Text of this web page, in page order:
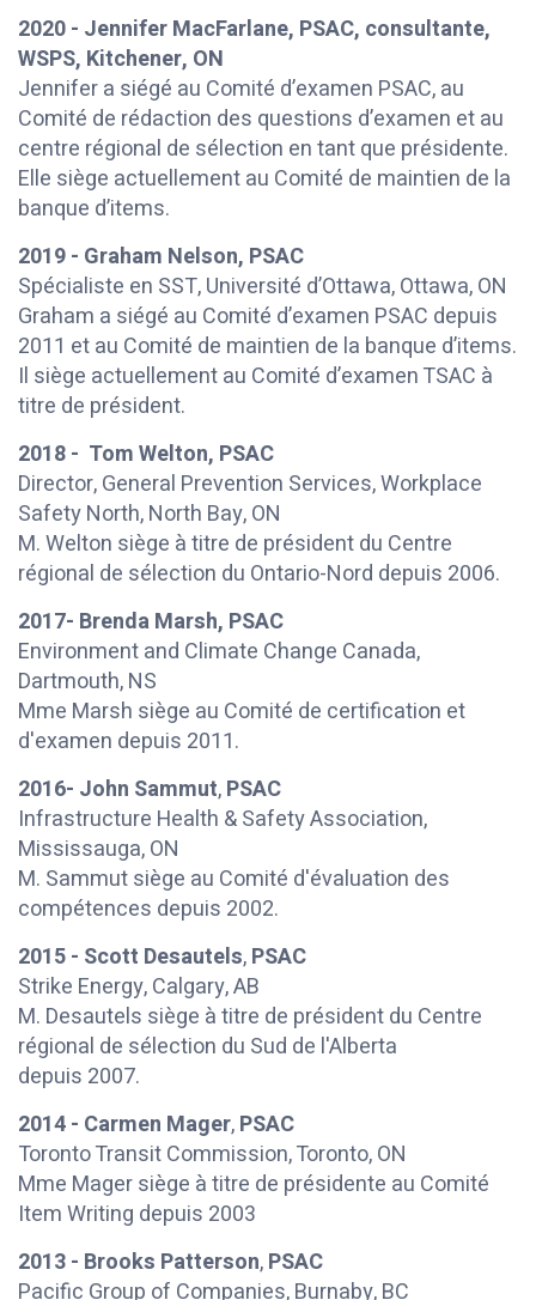
2020 - Jennifer MacFarlane, PSAC, consultante,
WSPS, Kitchener, ON
Jennifer a siégé au Comité d’examen PSAC, au
Comité de rédaction des questions d’examen et au
centre régional de sélection en tant que présidente.
Elle siège actuellement au Comité de maintien de la
banque d’items.
2019 - Graham Nelson, PSAC
Spécialiste en SST, Université d’Ottawa, Ottawa, ON
Graham a siégé au Comité d’examen PSAC depuis
2011 et au Comité de maintien de la banque d’items.
Il siège actuellement au Comité d’examen TSAC à
titre de président.
2018 - Tom Welton, PSAC
Director, General Prevention Services, Workplace
Safety North, North Bay, ON
M. Welton siège à titre de président du Centre
régional de sélection du Ontario-Nord depuis 2006.
2017- Brenda Marsh, PSAC
Environment and Climate Change Canada,
Dartmouth, NS
Mme Marsh siège au Comité de certification et
d'examen depuis 2011.
2016- John Sammut,PSAC
Infrastructure Health & Safety Association,
Mississauga, ON
M. Sammut siège au Comité d'évaluation des
compétences depuis 2002.
2015 - Scott Desautels,PSAC
Strike Energy, Calgary, AB
M. Desautels siège à titre de président du Centre
régional de sélection du Sud de l'Alberta
depuis 2007.
2014 - Carmen Mager,PSAC
Toronto Transit Commission, Toronto, ON
Mme Mager siège à titre de présidente au Comité
Item Writing depuis 2003
2013 - Brooks Patterson,PSAC
Pacific Group of Companies, Burnaby, BC